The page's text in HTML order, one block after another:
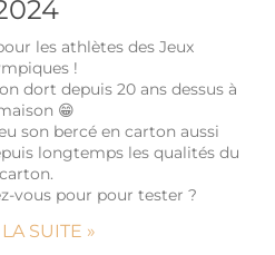
les athlètes des Jeux
!
dort depuis 20 ans dessus à
😁
son bercé en carton aussi
longtemps les qualités du
carton.
vous pour pour tester ?
SUITE »